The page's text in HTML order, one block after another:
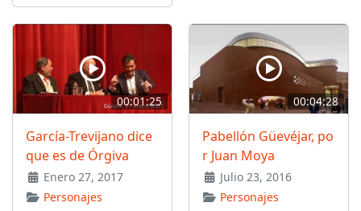
00:01:25
García-Trevijano dice
que es de Órgiva
Enero 27, 2017
Personajes
00:04:28
Pabellón Güevéjar, po
r Juan Moya
Julio 23, 2016
Personajes